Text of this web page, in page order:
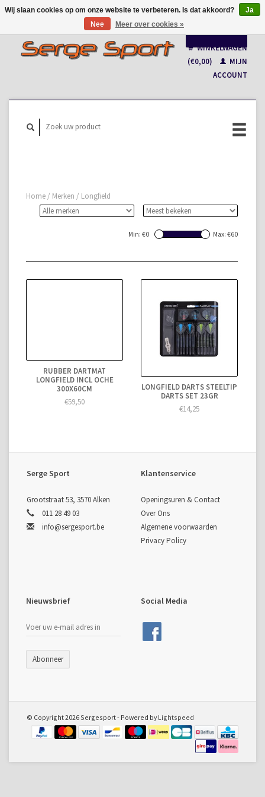
Français
WINKELWAGEN
(€0,00)
MIJN
ACCOUNT
Home / Merken / Longfield
Min: €0 Max: €60
RUBBER DARTMAT
LONGFIELD INCL OCHE
300X60CM
€59,50
LONGFIELD DARTS STEELTIP
DARTS SET 23GR
€14,25
Serge Sport
Grootstraat 53, 3570 Alken
011 28 49 03
info@sergesport.be
Klantenservice
Openingsuren & Contact
Over Ons
Algemene voorwaarden
Privacy Policy
Nieuwsbrief
Abonneer
Social Media
© Copyright 2026 Sergesport - Powered byLightspeed
Wij slaan cookies op om onze website te verbeteren. Is dat akkoord?
Ja
Nee
Meer over cookies »